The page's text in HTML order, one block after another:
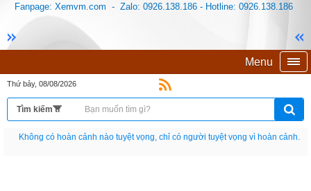
Fanpage: Xemvm.com - Zalo: 0926.138.186 - Hotline: 0926.138.186
Menu
Thứ bảy, 08/08/2026
Không có hoàn cảnh nào tuyệt vọng, chỉ có người tuyệt vọng vì hoàn cảnh.